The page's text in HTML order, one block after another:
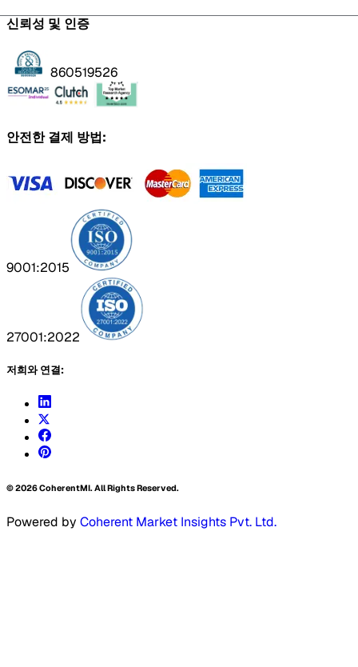
신뢰성 및 인증
860519526
안전한 결제 방법:
9001:2015
27001:2022
저희와 연결:
©2026CoherentMI. All Rights Reserved.
Powered by Coherent Market Insights Pvt. Ltd.